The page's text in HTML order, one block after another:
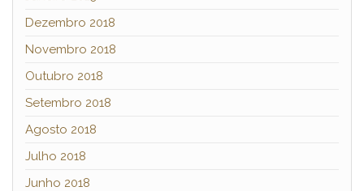
Dezembro 2018
Novembro 2018
Outubro 2018
Setembro 2018
Agosto 2018
Julho 2018
Junho 2018